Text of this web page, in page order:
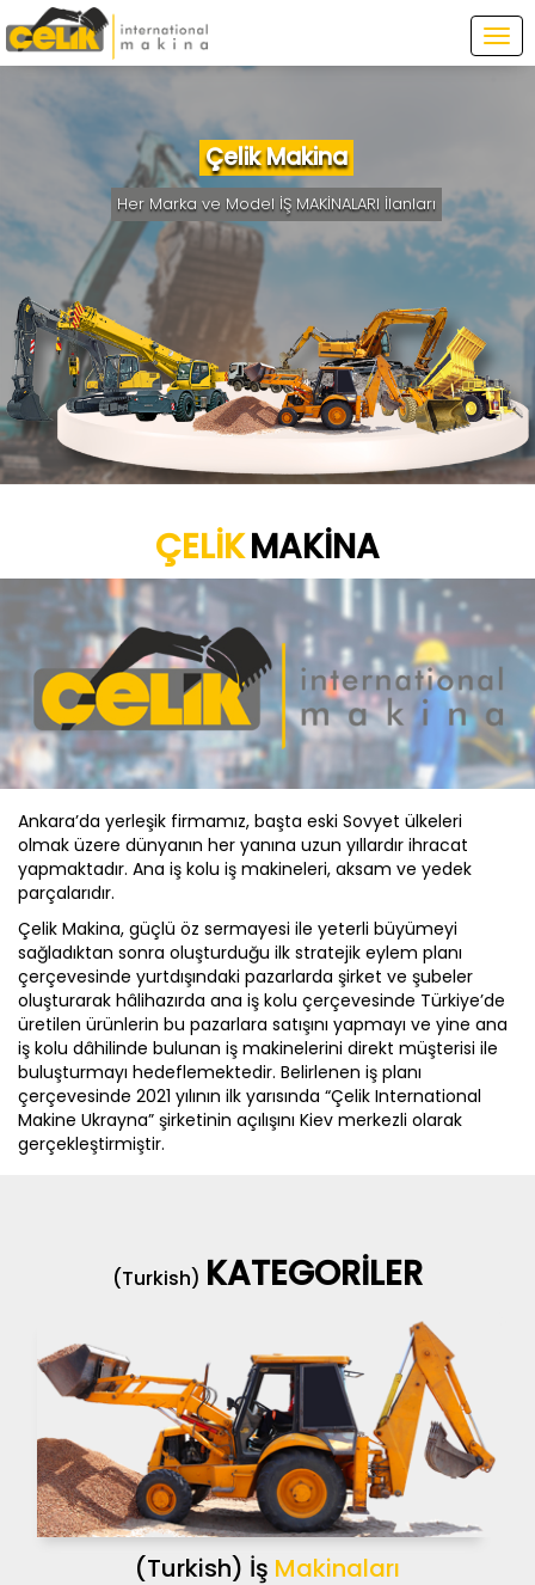
Çelik Makina
Her Marka ve Model İŞ MAKİNALARI İlanları
ÇELİKMAKİNA
Ankara’da yerleşik firmamız, başta eski Sovyet ülkeleri
olmak üzere dünyanın her yanına uzun yıllardır ihracat
yapmaktadır. Ana iş kolu iş makineleri, aksam ve yedek
parçalarıdır.
Çelik Makina, güçlü öz sermayesi ile yeterli büyümeyi
sağladıktan sonra oluşturduğu ilk stratejik eylem planı
çerçevesinde yurtdışındaki pazarlarda şirket ve şubeler
oluşturarak hâlihazırda ana iş kolu çerçevesinde Türkiye’de
üretilen ürünlerin bu pazarlara satışını yapmayı ve yine ana
iş kolu dâhilinde bulunan iş makinelerini direkt müşterisi ile
buluşturmayı hedeflemektedir. Belirlenen iş planı
çerçevesinde 2021 yılının ilk yarısında “Çelik International
Makine Ukrayna” şirketinin açılışını Kiev merkezli olarak
gerçekleştirmiştir.
(Turkish) KATEGORİLER
(Turkish) İş Makinaları